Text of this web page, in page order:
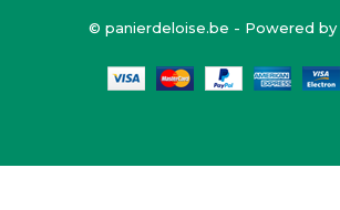
© panierdeloise.be - Powered by